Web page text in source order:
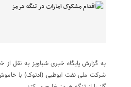
به گزارش پایگاه خبری شباویز به نقل